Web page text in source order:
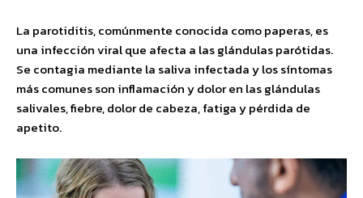
La parotiditis, comúnmente conocida como paperas, es
una infección viral que afecta a las glándulas parótidas.
Se contagia mediante la saliva infectada y los síntomas
más comunes son inflamación y dolor en las glándulas
salivales, fiebre, dolor de cabeza, fatiga y pérdida de
apetito.